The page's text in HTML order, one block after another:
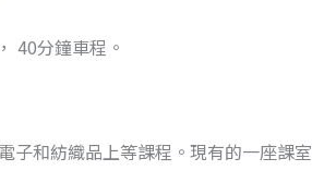
40分鐘車程。
子和紡織品上等課程。現有的一座課